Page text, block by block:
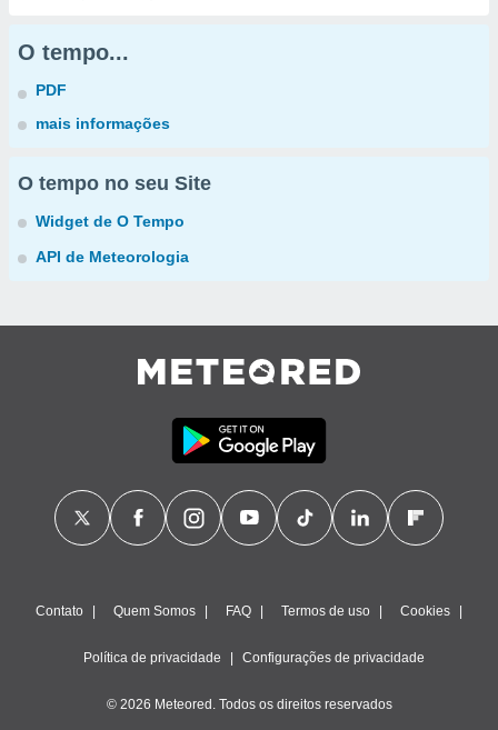
O tempo...
PDF
mais informações
O tempo no seu Site
Widget de O Tempo
API de Meteorologia
Contato Quem Somos FAQ Termos de uso Cookies
Política de privacidade Configurações de privacidade
© 2026 Meteored. Todos os direitos reservados